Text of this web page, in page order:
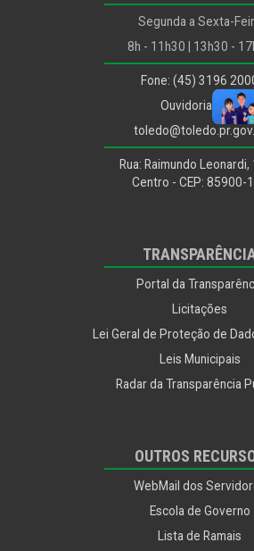
Segunda a Sexta-
8h - 11h30 | 13h30 -
Fone: (45) 3196
Ouvidoria: 156
Rua: Raimundo Leonardi,
Centro - CEP: 85900-
Portal da
Licitações
Lei Geral de Proteção de
Leis Municipais
Radar da Transparência
OUTROS
WebMail dos
Escola de Governo
Lista de Ramais